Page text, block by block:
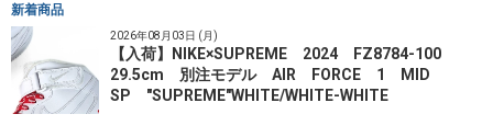
新着商品
2026年08月03日 (月)
【入荷】NIKE×SUPREME 2024 FZ8784-100
29.5cm 別注モデル AIR FORCE 1 MID
SP "SUPREME"WHITE/WHITE-WHITE